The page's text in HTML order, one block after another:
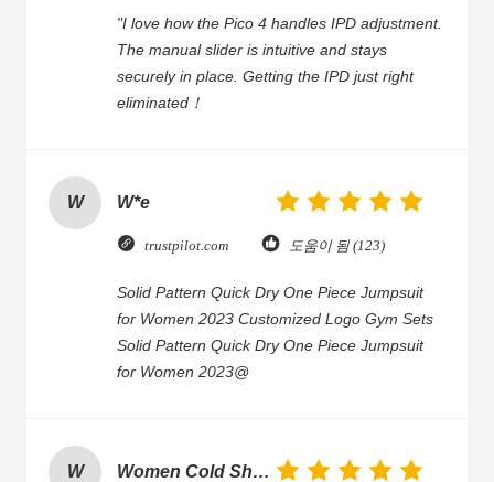
"I love how the Pico 4 handles IPD adjustment.
The manual slider is intuitive and stays
securely in place. Getting the IPD just right
eliminated！
W W*e
trustpilot.com 도움이 됨 (123)
Solid Pattern Quick Dry One Piece Jumpsuit
for Women 2023 Customized Logo Gym Sets
Solid Pattern Quick Dry One Piece Jumpsuit
for Women 2023@
W Women Cold Shoulder V Neck Rayon Blouse